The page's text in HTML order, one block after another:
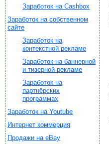
Заработок на Cashbox
Заработок на собственном
сайте
Заработок на
контекстной рекламе
Заработок на баннерной
и тизерной рекламе
Заработок на
партнёрских
программах
Заработок на Youtube
Интернет коммерция
Продажи на eBay